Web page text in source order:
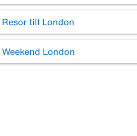
Resor till London
Weekend London